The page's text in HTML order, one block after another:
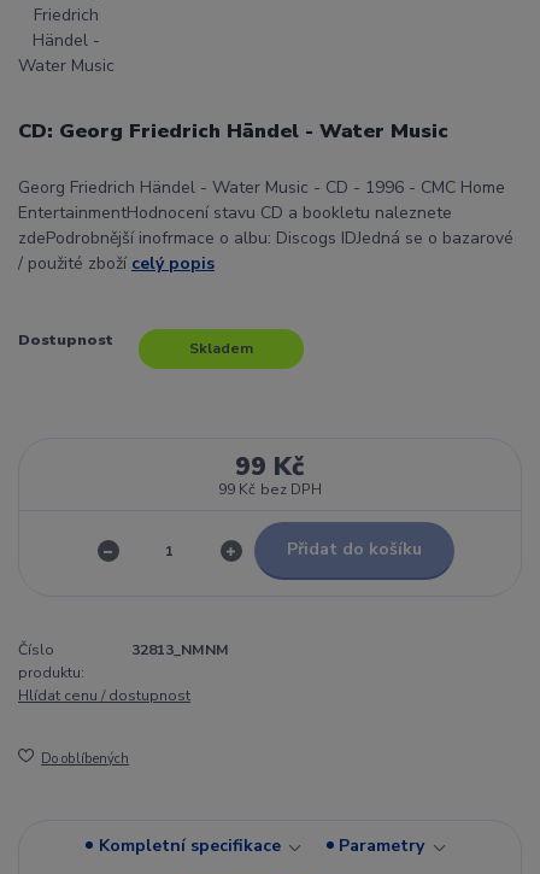
CD: Georg Friedrich Händel - Water Music
Georg Friedrich Händel - Water Music - CD - 1996 - CMC Home
EntertainmentHodnocení stavu CD a bookletu naleznete
zdePodrobnější inofrmace o albu: Discogs IDJedná se o bazarové
/ použité zboží celý popis
Dostupnost Skladem
99 Kč
99 Kč bez DPH
Přidat do košíku
Číslo
produktu:
32813_NMNM
Hlídat cenu / dostupnost
Do oblíbených
Kompletní specifikace
Parametry